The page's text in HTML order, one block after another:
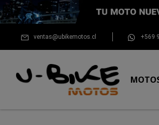
ventas@ubikemotos.cl +569